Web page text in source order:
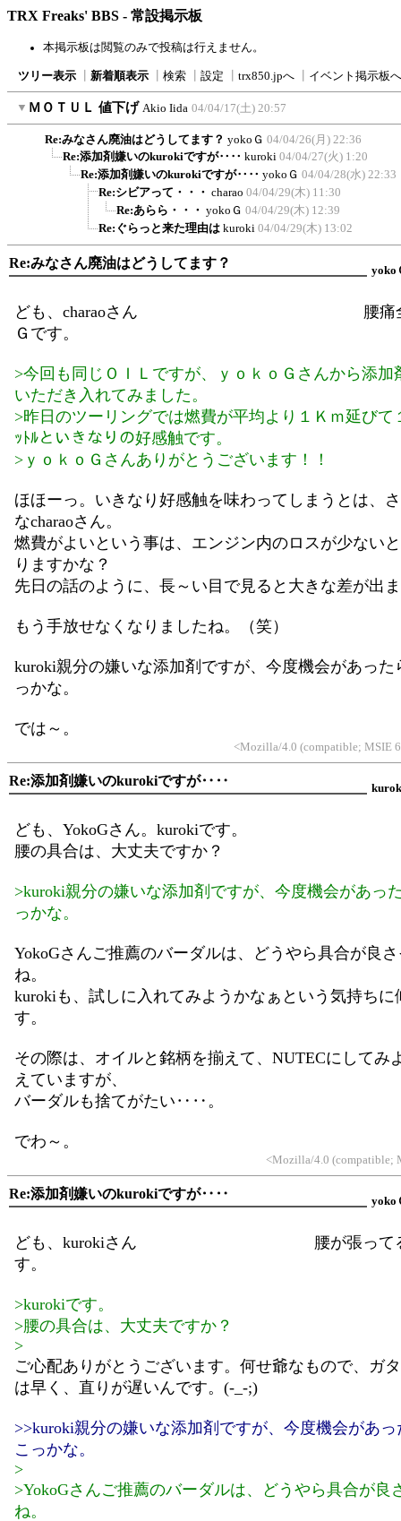
TRX Freaks' BBS - 常設掲示板
本掲示板は閲覧のみで投稿は行えません。
ツリー表示 新着順表示 検索 設定 trx850.jpへ イベント掲示板へ
▼ ＭＯＴＵＬ 値下げ Akio Iida 04/04/17(土) 20:57
Re:みなさん廃油はどうしてます？ yokoＧ 04/04/26(月) 22:36
Re:添加剤嫌いのkurokiですが‥‥ kuroki 04/04/27(火) 1:20
Re:添加剤嫌いのkurokiですが‥‥ yokoＧ 04/04/28(水) 22:33
Re:シビアって・・・ charao 04/04/29(木) 11:30
Re:あらら・・・ yokoＧ 04/04/29(木) 12:39
Re:ぐらっと来た理由は kuroki 04/04/29(木) 13:02
Re:みなさん廃油はどうしてます？ yoko
ども、charaoさん 腰痛全開
Ｇです。
>今回も同じＯＩＬですが、ｙｏｋｏＧさんから添加
いただき入れてみました。
>昨日のツーリングでは燃費が平均より１Ｋｍ延びて
ｯﾄﾙといきなりの好感触です。
>ｙｏｋｏＧさんありがとうございます！！
ほほーっ。いきなり好感触を味わってしまうとは、
なcharaoさん。
燃費がよいという事は、エンジン内のロスが少ない
りますかな？
先日の話のように、長～い目で見ると大きな差が出
もう手放せなくなりましたね。（笑）
kuroki親分の嫌いな添加剤ですが、今度機会があった
っかな。
では～。
<Mozilla/4.0 (compatible; MSIE
Re:添加剤嫌いのkurokiですが‥‥
ども、YokoGさん。kurokiです。
腰の具合は、大丈夫ですか？
>kuroki親分の嫌いな添加剤ですが、今度機会があっ
っかな。
YokoGさんご推薦のバーダルは、どうやら具合が良
ね。
kurokiも、試しに入れてみようかなぁという気持ちに
す。
その際は、オイルと銘柄を揃えて、NUTECにしてみ
えていますが、
バーダルも捨てがたい‥‥。
でわ～。
<Mozilla/4.0 (compatible;
Re:添加剤嫌いのkurokiですが‥‥ yoko
ども、kurokiさん 腰が張ってる
す。
>kurokiです。
>腰の具合は、大丈夫ですか？
>
ご心配ありがとうございます。何せ爺なもので、ガ
は早く、直りが遅いんです。(-_-;)
>>kuroki親分の嫌いな添加剤ですが、今度機会があ
こっかな。
>
>YokoGさんご推薦のバーダルは、どうやら具合が良
ね。